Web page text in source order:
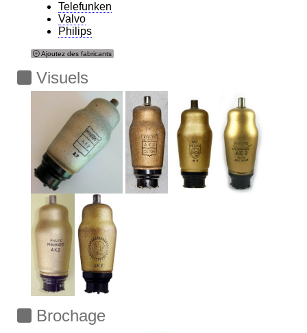
Telefunken
Valvo
Philips
Ajoutez des fabricants
Visuels
Brochage